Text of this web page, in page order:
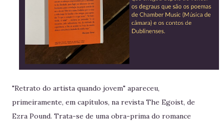
"Retrato do artista quando jovem" apareceu,
primeiramente, em capítulos, na revista The Egoist, de
Ezra Pound. Trata-se de uma obra-prima do romance